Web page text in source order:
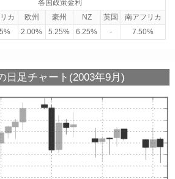
各国政策金利
カ 欧州 豪州 NZ 英国
南アフリカ
2.00% 5.25% 6.25% - 7.50%
日足チャート(2003年9月)